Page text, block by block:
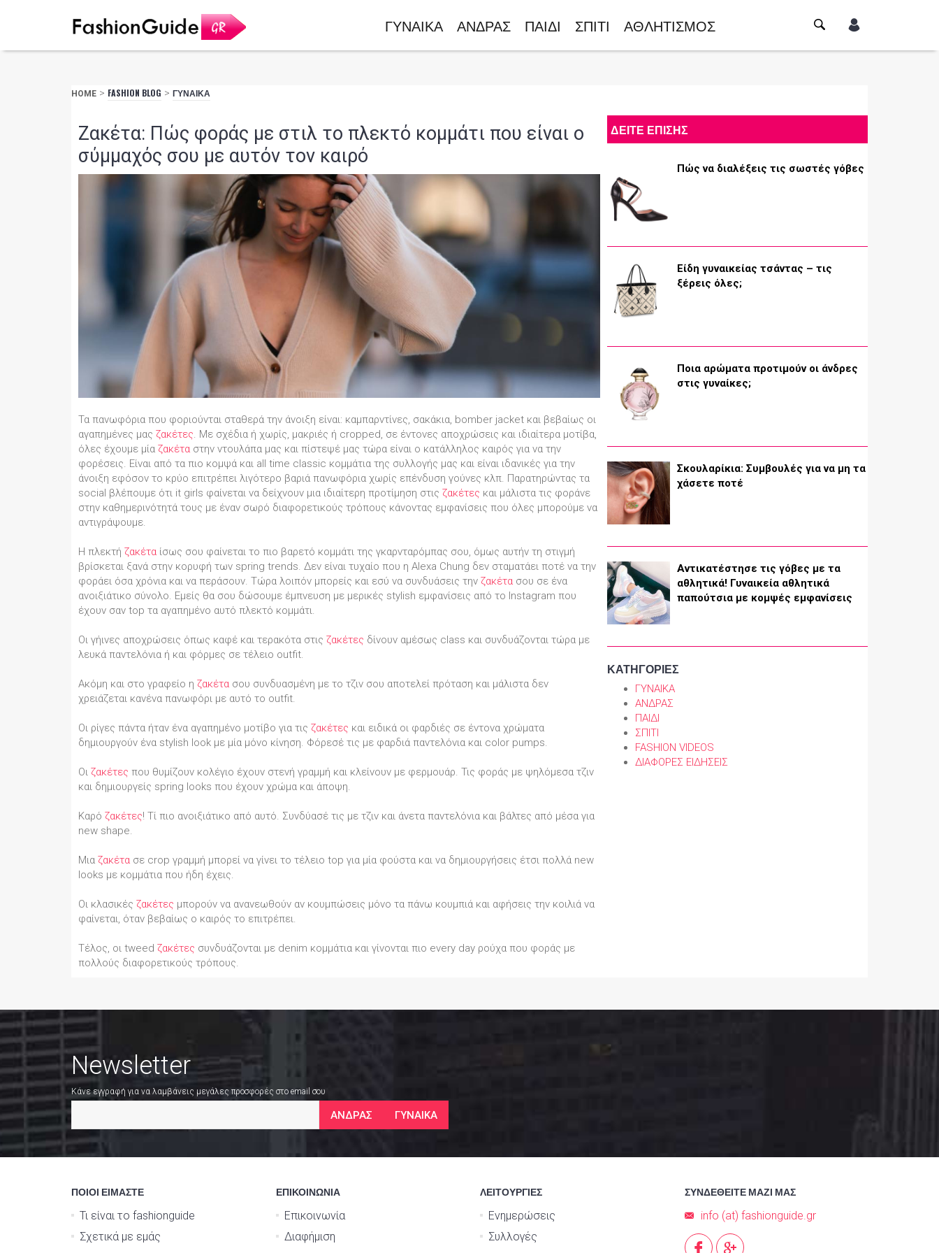
ΓΥΝΑΙΚΑ ΑΝΔΡΑΣ ΠΑΙΔΙ ΣΠΙΤΙ ΑΘΛΗΤΙΣΜΟΣ
HOME > FASHION BLOG > ΓΥΝΑΙΚΑ
Ζακέτα: Πώς φοράς με στιλ το πλεκτό κομμάτι που είναι ο
σύμμαχός σου με αυτόν τον καιρό
Τα πανωφόρια που φοριούνται σταθερά την άνοιξη είναι: καμπαρντίνες, σακάκια, bomber jacket και βεβαίως οι
αγαπημένες μας ζακέτες. Με σχέδια ή χωρίς, μακριές ή cropped, σε έντονες αποχρώσεις και ιδιαίτερα μοτίβα,
όλες έχουμε μία ζακέτα στην ντουλάπα μας και πίστεψέ μας τώρα είναι ο κατάλληλος καιρός για να την
φορέσεις. Είναι από τα πιο κομψά και all time classic κομμάτια της συλλογής μας και είναι ιδανικές για την
άνοιξη εφόσον το κρύο επιτρέπει λιγότερο βαριά πανωφόρια χωρίς επένδυση γούνες κλπ. Παρατηρώντας τα
social βλέπουμε ότι it girls φαίνεται να δείχνουν μια ιδιαίτερη προτίμηση στις ζακέτες και μάλιστα τις φοράνε
στην καθημερινότητά τους με έναν σωρό διαφορετικούς τρόπους κάνοντας εμφανίσεις που όλες μπορούμε να
αντιγράψουμε.
Η πλεκτή ζακέτα ίσως σου φαίνεται το πιο βαρετό κομμάτι της γκαρνταρόμπας σου, όμως αυτήν τη στιγμή
βρίσκεται ξανά στην κορυφή των spring trends. Δεν είναι τυχαίο που η Alexa Chung δεν σταματάει ποτέ να την
φοράει όσα χρόνια και να περάσουν. Τώρα λοιπόν μπορείς και εσύ να συνδυάσεις την ζακέτα σου σε ένα
ανοιξιάτικο σύνολο. Εμείς θα σου δώσουμε έμπνευση με μερικές stylish εμφανίσεις από το Instagram που
έχουν σαν top τα αγαπημένο αυτό πλεκτό κομμάτι.
Οι γήινες αποχρώσεις όπως καφέ και τερακότα στις ζακέτες δίνουν αμέσως class και συνδυάζονται τώρα με
λευκά παντελόνια ή και φόρμες σε τέλειο outfit.
Aκόμη και στο γραφείο η ζακέτα σου συνδυασμένη με το τζιν σου αποτελεί πρόταση και μάλιστα δεν
χρειάζεται κανένα πανωφόρι με αυτό το outfit.
Οι ρίγες πάντα ήταν ένα αγαπημένο μοτίβο για τις ζακέτες και ειδικά οι φαρδιές σε έντονα χρώματα
δημιουργούν ένα stylish look με μία μόνο κίνηση. Φόρεσέ τις με φαρδιά παντελόνια και color pumps.
Oι ζακέτες που θυμίζουν κολέγιο έχουν στενή γραμμή και κλείνουν με φερμουάρ. Τις φοράς με ψηλόμεσα τζιν
και δημιουργείς spring looks που έχουν χρώμα και άποψη.
Καρό ζακέτες! Τί πιο ανοιξιάτικο από αυτό. Συνδύασέ τις με τζιν και άνετα παντελόνια και βάλτες από μέσα για
new shape.
Μια ζακέτα σε crop γραμμή μπορεί να γίνει το τέλειο top για μία φούστα και να δημιουργήσεις έτσι πολλά new
looks με κομμάτια που ήδη έχεις.
Οι κλασικές ζακέτες μπορούν να ανανεωθούν αν κουμπώσεις μόνο τα πάνω κουμπιά και αφήσεις την κοιλιά να
φαίνεται, όταν βεβαίως ο καιρός το επιτρέπει.
Τέλος, οι tweed ζακέτες συνδυάζονται με denim κομμάτια και γίνονται πιο every day ρούχα που φοράς με
πολλούς διαφορετικούς τρόπους.
ΔΕΙΤΕ ΕΠΙΣΗΣ
Πώς να διαλέξεις τις σωστές γόβες
Είδη γυναικείας τσάντας – τις
ξέρεις όλες;
Ποια αρώματα προτιμούν οι άνδρες
στις γυναίκες;
Σκουλαρίκια: Συμβουλές για να μη τα
χάσετε ποτέ
Αντικατέστησε τις γόβες με τα
αθλητικά! Γυναικεία αθλητικά
παπούτσια με κομψές εμφανίσεις
ΚΑΤΗΓΟΡΙΕΣ
ΓΥΝΑΙΚΑ
ΑΝΔΡΑΣ
ΠΑΙΔΙ
ΣΠΙΤΙ
FASHION VIDEOS
ΔΙΑΦΟΡΕΣ ΕΙΔΗΣΕΙΣ
Newsletter
Κάνε εγγραφή για να λαμβάνεις μεγάλες προσφορές στο email σου
ΑΝΔΡΑΣ ΓΥΝΑΙΚΑ
ΠΟΙΟΙ ΕΙΜΑΣΤΕ
Τι είναι το fashionguide
Σχετικά με εμάς
ΕΠΙΚΟΙΝΩΝΙΑ
Επικοινωνία
Διαφήμιση
ΛΕΙΤΟΥΡΓΙΕΣ
Ενημερώσεις
Συλλογές
ΣΥΝΔΕΘΕΙΤΕ ΜΑΖΙ ΜΑΣ
info (at) fashionguide.gr